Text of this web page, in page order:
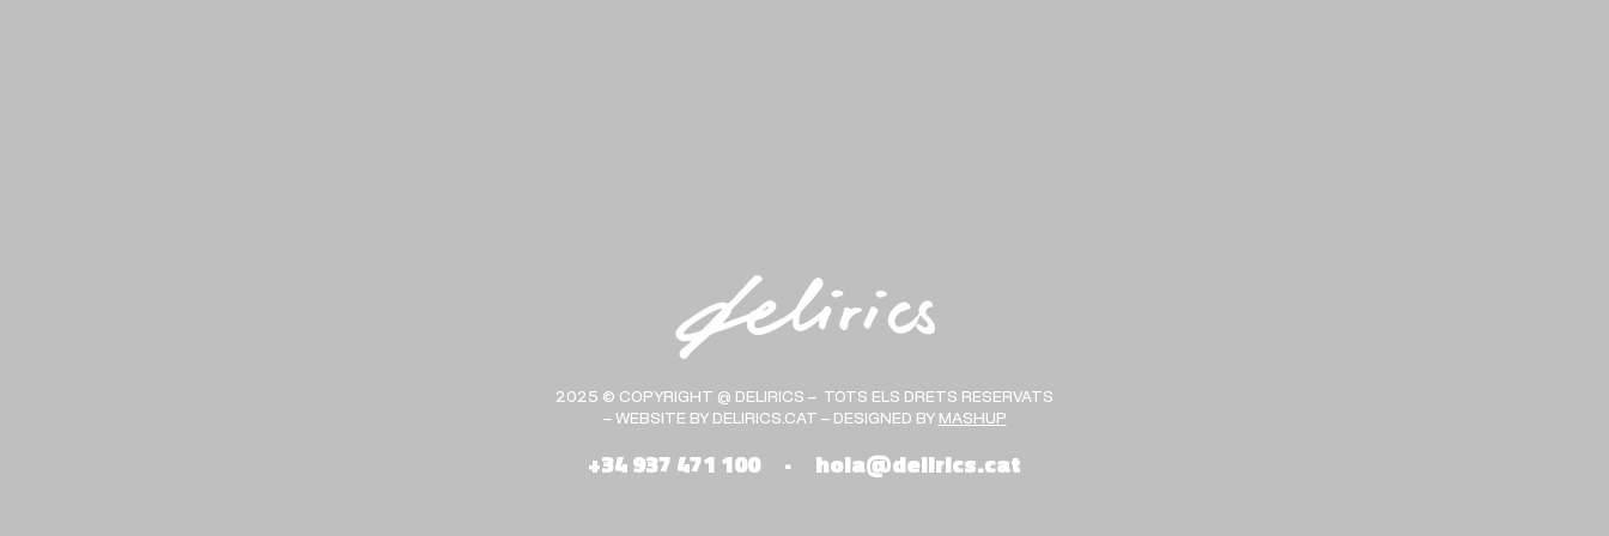
2025 © COPYRIGHT @ DELIRICS – TOTS ELS DRETS RESERVATS
– WEBSITE BY DELIRICS.CAT – DESIGNED BY MASHUP
+34 937 471 100· hola@delirics.cat